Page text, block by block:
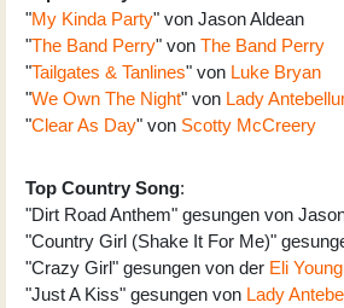
"My Kinda Party" von Jason Aldean
"The Band Perry" von The Band Perry
"Tailgates & Tanlines" von Luke Bryan
"We Own The Night" von Lady
"Clear As Day" von Scotty McCreery
Top Country Song:
"Dirt Road Anthem" gesungen von
"Country Girl (Shake It For Me)"
"Crazy Girl" gesungen von der Eli
"Just A Kiss" gesungen von Lady